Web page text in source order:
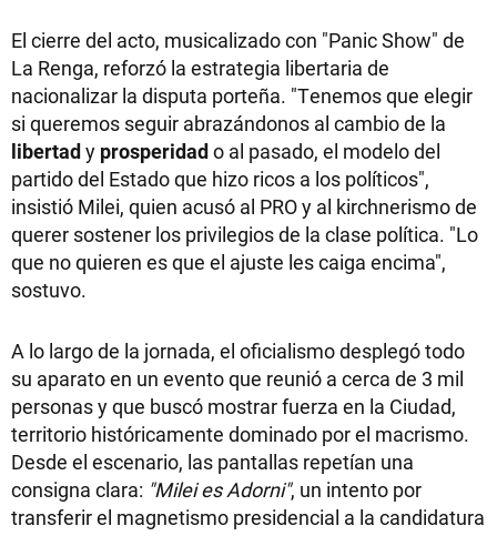
El cierre del acto, musicalizado con "Panic Show" de
La Renga, reforzó la estrategia libertaria de
nacionalizar la disputa porteña. "Tenemos que elegir
si queremos seguir abrazándonos al cambio de la
libertady prosperidado al pasado, el modelo del
partido del Estado que hizo ricos a los políticos",
insistió Milei, quien acusó al PRO y al kirchnerismo de
querer sostener los privilegios de la clase política. "Lo
que no quieren es que el ajuste les caiga encima",
sostuvo.
A lo largo de la jornada, el oficialismo desplegó todo
su aparato en un evento que reunió a cerca de 3 mil
personas y que buscó mostrar fuerza en la Ciudad,
territorio históricamente dominado por el macrismo.
Desde el escenario, las pantallas repetían una
consigna clara: "Milei es Adorni", un intento por
transferir el magnetismo presidencial a la candidatura